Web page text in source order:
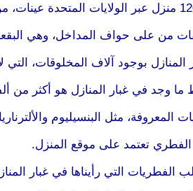
من على حواف المداخل، وهي البقعة
المنازل بوجود آلاف المخلوقات، التي
ما وجد في غبار المنازل هو أكثر من
المعروفة، مثل البنسيليوم
الفطري تعتمد على موقع المنزل.
الفطريات التي رأيناها في غبار